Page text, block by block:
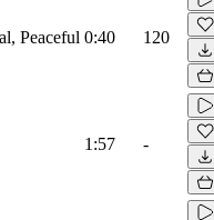
Peaceful 0:40 120
1:57 -